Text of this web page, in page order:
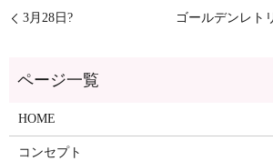
3月28日? ゴールデンレト
ページ一覧
HOME
コンセプト